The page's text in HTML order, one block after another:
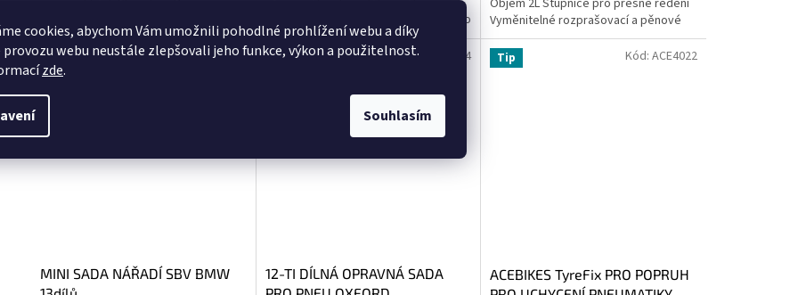
cookies, abychom Vám umožnili pohodlné prohlížení webu a díky
provozu webu neustále zlepšovali jeho funkce, výkon a použitelnost.
zde.
Souhlasím
tlaku v pneumatikách na cestách...
tlakového čističe, který je navržen pro
širokou škálu použití. Díky nízké
hmotnosti,...
Objem 2L Stupnice pro přesné ředění
Vyměnitelné rozprašovací a pěnové
trysky Pojistný ventil pro uvolnění
tlaku...
Tip
MINI SADA NÁŘADÍ SBV BMW
Kód:SBV21361-100
12-TI DÍLNÁ OPRAVNÁ SADA
Kód: M011-564 Tip
ACEBIKES TyreFix PRO POPRUH
Kód: ACE4022